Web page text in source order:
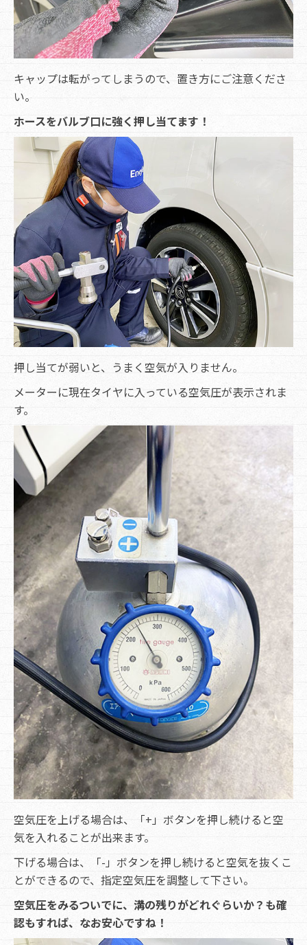
キャップは転がってしまうので、置き方にご注意くださ
い。
ホースをバルブ口に強く押し当てます！
押し当てが弱いと、うまく空気が入りません。
メーターに現在タイヤに入っている空気圧が表示されま
す。
空気圧を上げる場合は、「+」ボタンを押し続けると空
気を入れることが出来ます。
下げる場合は、「-」ボタンを押し続けると空気を抜くこ
とができるので、指定空気圧を調整して下さい。
空気圧をみるついでに、溝の残りがどれぐらいか？も確
認もすれば、なお安心ですね！